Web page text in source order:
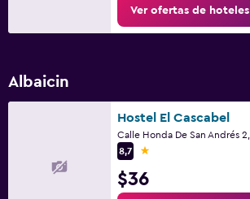
Carga de vehículos eléctricos
Jardín
Ver ofertas de hoteles
Albaicin
Hostel El Cascabel
8,7
1 estrella
$36